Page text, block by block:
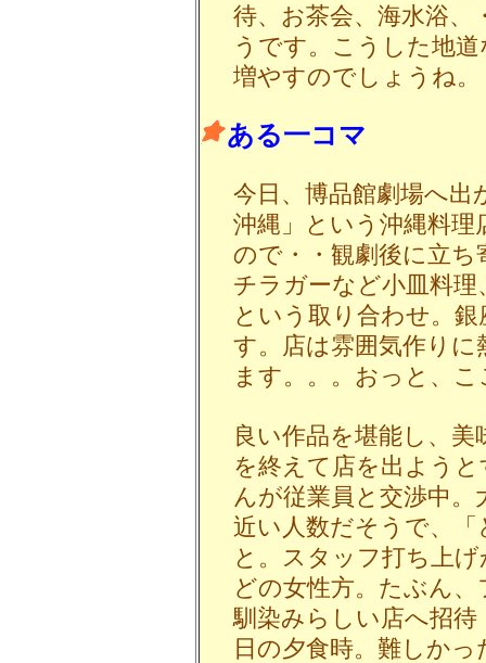
待、お茶会、海水浴
うです。こうした地
増やすのでしょうね。
ある一コマ
今日、博品館劇場へ
沖縄」という沖縄料
ので・・観劇後に立
チラガーなど小皿料
という取り合わせ。
す。店は雰囲気作り
ます。。。おっと、
良い作品を堪能し、
を終えて店を出よう
んが従業員と交渉中
近い人数だそうで、
と。スタッフ打ち上
どの女性方。たぶん
馴染みらしい店へ招
日の夕食時。難しか